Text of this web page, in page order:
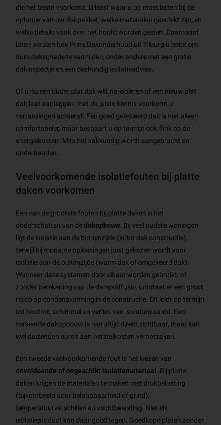
die het beste voorkomt. U leest waar u op moet letten bij de
opbouw van uw dakpakket, welke materialen geschikt zijn, en
welke details vaak over het hoofd worden gezien. Daarnaast
laten we zien hoe Prins Dakonderhoud uit Tilburg u helpt om
dure dakschade te vermijden, onder andere met een gratis
dakinspectie en een deskundig isolatieadvies.
Of u nu een ouder plat dak wilt na-isoleren of een nieuw plat
dak laat aanleggen: met de juiste kennis voorkomt u
verrassingen achteraf. Een goed geïsoleerd dak is niet alleen
comfortabeler, maar bespaart u op termijn ook flink op de
energiekosten. Mits het vakkundig wordt aangebracht en
onderhouden.
Veelvoorkomende isolatiefouten bij platte
daken voorkomen
Een van de grootste fouten bij platte daken is het
onderschatten van de dakopbouw. Bij veel oudere woningen
ligt de isolatie aan de binnenzijde (koud dak constructie),
terwijl bij moderne oplossingen juist gekozen wordt voor
isolatie aan de buitenzijde (warm dak of omgekeerd dak).
Wanneer deze systemen door elkaar worden gebruikt, of
zonder berekening van de dampdiffusie, ontstaat er een groot
risico op condensvorming in de constructie. Dit leidt op termijn
tot houtrot, schimmel en verlies van isolatiewaarde. Een
verkeerde dakopbouw is niet altijd direct zichtbaar, maar kan
wel duizenden euro’s aan herstelkosten veroorzaken.
Een tweede veelvoorkomende fout is het kiezen van
onvoldoende of ongeschikt isolatiemateriaal . Bij platte
daken krijgen de materialen te maken met drukbelasting
(bijvoorbeeld door beloopbaarheid of grind),
temperatuurverschillen en vochtbelasting. Niet elk
isolatieproduct kan daar goed tegen. Goedkope platen zonder